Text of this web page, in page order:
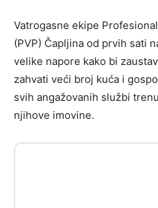
Vatrogasne ekipe
(PVP) Čapljina od prvih sati
velike napore kako bi
zahvati veći broj kuća i
svih angažovanih službi
njihove imovine.